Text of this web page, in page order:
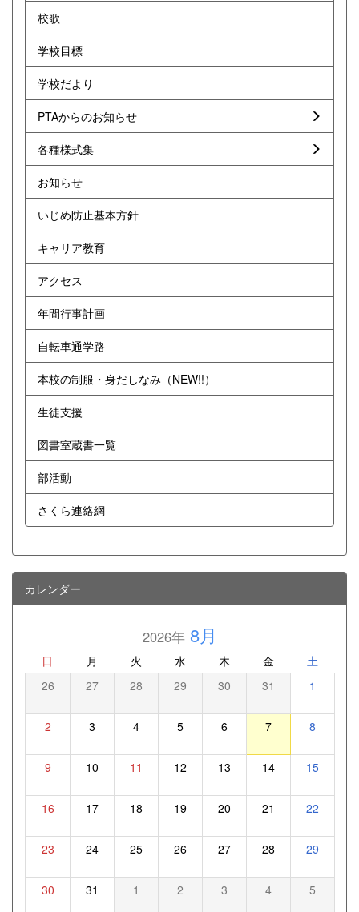
校歌
学校目標
学校だより
PTAからのお知らせ
各種様式集
お知らせ
いじめ防止基本方針
キャリア教育
アクセス
年間行事計画
自転車通学路
本校の制服・身だしなみ（NEW!!）
生徒支援
図書室蔵書一覧
部活動
さくら連絡網
カレンダー
2026年8月
日 月 火 水 木 金 土
26 27 28 29 30 31 1
2 3 4 5 6 7 8
9 10 11 12 13 14 15
16 17 18 19 20 21 22
23 24 25 26 27 28 29
30 31 1 2 3 4 5